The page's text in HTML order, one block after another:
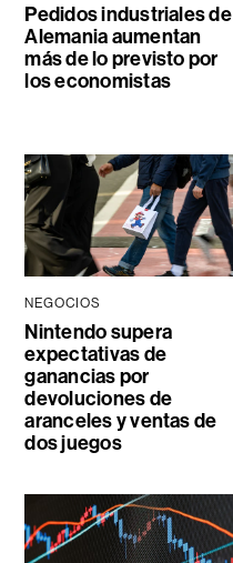
Pedidos industriales de
Alemania aumentan
más de lo previsto por
los economistas
NEGOCIOS
Nintendo supera
expectativas de
ganancias por
devoluciones de
aranceles y ventas de
dos juegos